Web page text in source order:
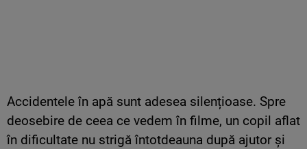
Accidentele în apă sunt adesea silențioase. Spre
deosebire de ceea ce vedem în filme, un copil aflat
în dificultate nu strigă întotdeauna după ajutor și